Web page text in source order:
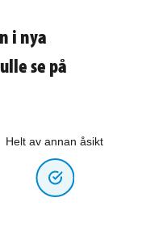
i nya
se på
Helt av annan åsikt